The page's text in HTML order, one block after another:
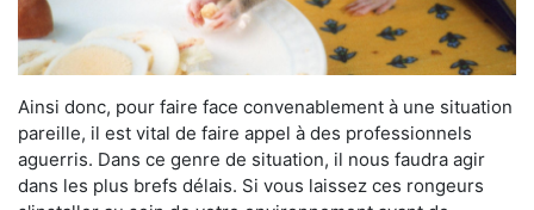
Ainsi donc, pour faire face convenablement à une situation
pareille, il est vital de faire appel à des professionnels
aguerris. Dans ce genre de situation, il nous faudra agir
dans les plus brefs délais. Si vous laissez ces rongeurs